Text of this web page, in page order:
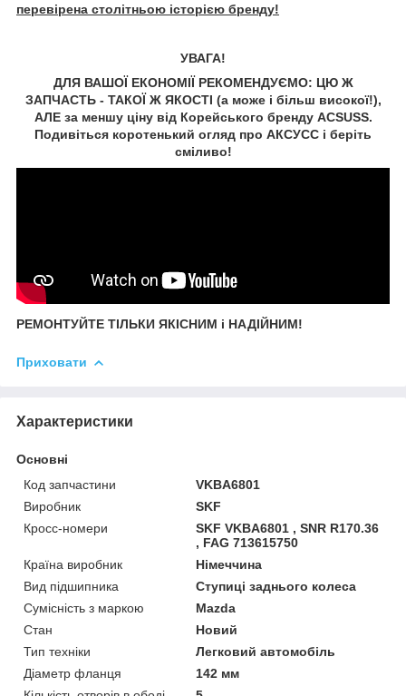
перевірена столітньою історією бренду!
УВАГА!
ДЛЯ ВАШОЇ ЕКОНОМІЇ РЕКОМЕНДУЄМО: ЦЮ Ж
ЗАПЧАСТЬ - ТАКОЇ Ж ЯКОСТІ (а може і більш високої!),
АЛЕ за меншу ціну від Корейського бренду ACSUSS.
Подивіться коротенький огляд про АКСУCC і беріть
сміливо!
РЕМОНТУЙТЕ ТІЛЬКИ ЯКІСНИМ і НАДІЙНИМ!
Приховати
Характеристики
Основні
Код запчастини
VKBA6801
Виробник
SKF
Кросс-номери
SKF VKBA6801 , SNR R170.36
, FAG 713615750
Країна виробник
Німеччина
Вид підшипника
Ступиці заднього колеса
Сумісність з маркою
Mazda
Стан
Новий
Тип техніки
Легковий автомобіль
Діаметр фланця
142 мм